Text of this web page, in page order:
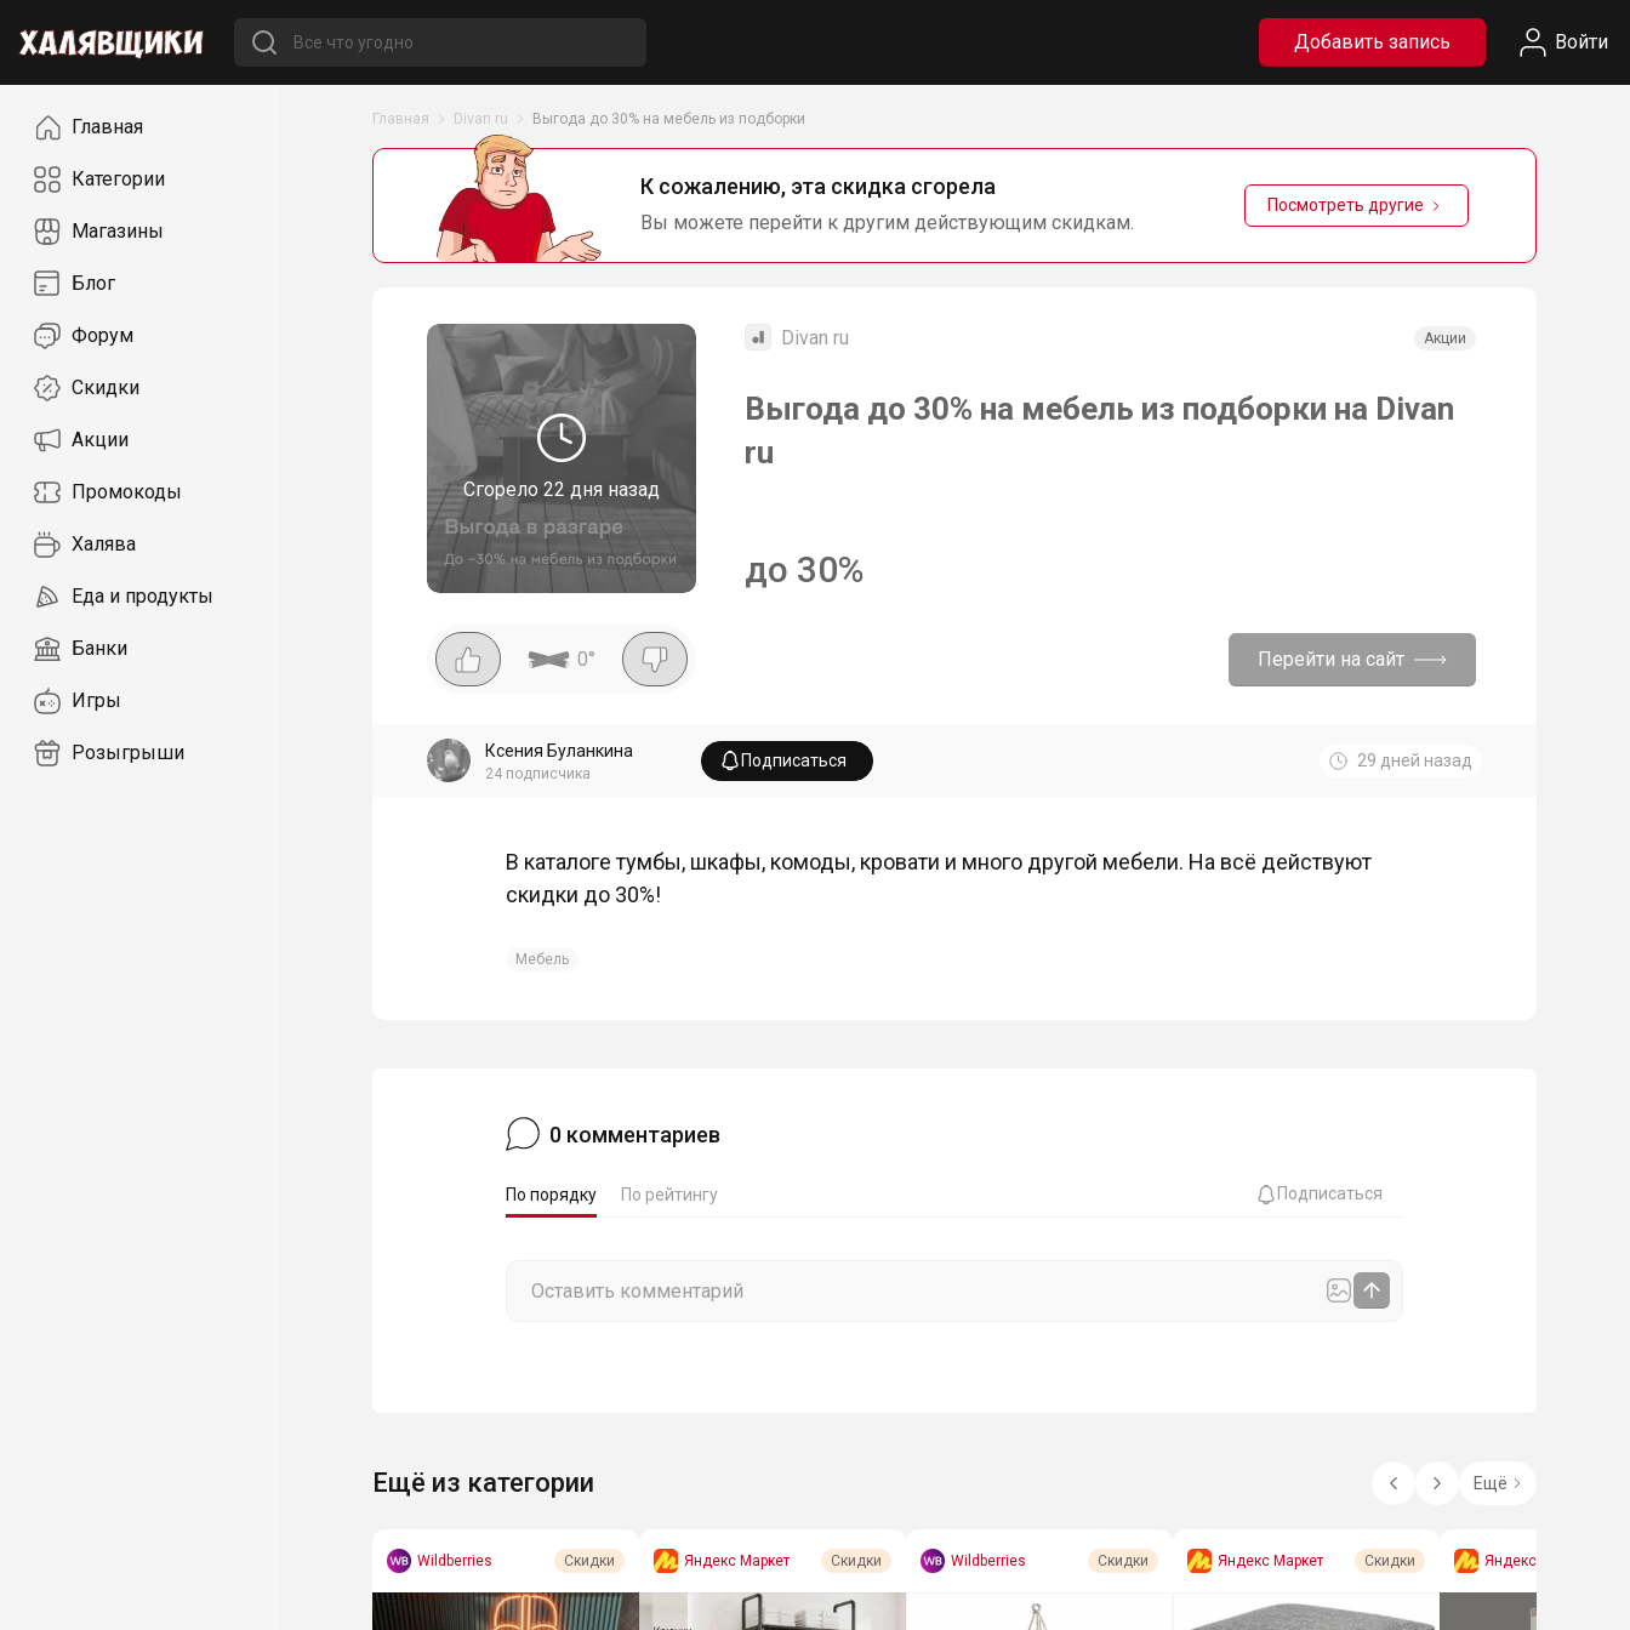
Добавить запись Войти
НавигацияГлавная
Категории
Магазины
Блог
Форум
Скидки
Акции
Промокоды
Халява
Еда и продукты
Банки
Игры
Розыгрыши
Главная Divan ru Выгода до 30% на мебель из подборки
К сожалению, эта скидка сгорела
Вы можете перейти к другим действующим скидкам.
Посмотреть другие
Сгорело 22 дня назад
Divan ru Акции
Выгода до 30% на мебель из подборки на Divan
ru
до 30%
0° Перейти на сайт
Ксения Буланкина
24 подписчика
Подписаться 29 дней назад
В каталоге тумбы, шкафы, комоды, кровати и много другой мебели. На всё действуют
скидки до 30%!
Мебель
0 комментариев
По порядку По рейтингу Подписаться
Ещё из категории Ещё
Wildberries Скидки Яндекс Маркет Скидки Wildberries Скидки Яндекс Маркет Скидки Яндекс Маркет